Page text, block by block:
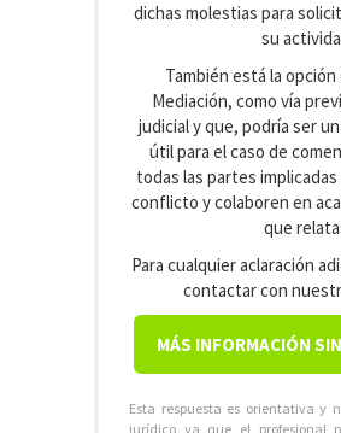
dichas molestias para
su
También está la opción
Mediación, como vía
judicial y que, podría ser
útil para el caso de
todas las partes
conflicto y colaboren en
que
Para cualquier aclaración
contactar con
MÁS INFORMACIÓN
Esta respuesta es orientativa y
jurídico ya que el profesional